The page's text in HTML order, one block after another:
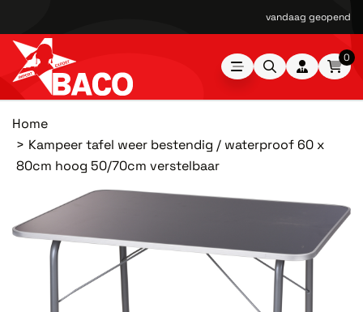
vandaag geopend
0
Home
Kampeer tafel weer bestendig / waterproof 60 x
80cm hoog 50/70cm verstelbaar